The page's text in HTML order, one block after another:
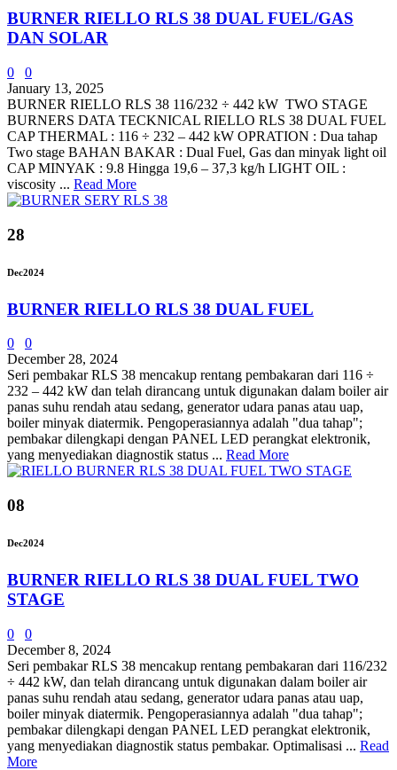
BURNER RIELLO RLS 38 DUAL FUEL/GAS
DAN SOLAR
0
0
January 13, 2025
BURNER RIELLO RLS 38 116/232 ÷ 442 kW TWO STAGE
BURNERS DATA TECKNICAL RIELLO RLS 38 DUAL FUEL
CAP THERMAL : 116 ÷ 232 – 442 kW OPRATION : Dua tahap
Two stage BAHAN BAKAR : Dual Fuel, Gas dan minyak light oil
CAP MINYAK : 9.8 Hingga 19,6 – 37,3 kg/h LIGHT OIL :
viscosity ... Read More
28
Dec2024
BURNER RIELLO RLS 38 DUAL FUEL
0
0
December 28, 2024
Seri pembakar RLS 38 mencakup rentang pembakaran dari 116 ÷
232 – 442 kW dan telah dirancang untuk digunakan dalam boiler air
panas suhu rendah atau sedang, generator udara panas atau uap,
boiler minyak diatermik. Pengoperasiannya adalah "dua tahap";
pembakar dilengkapi dengan PANEL LED perangkat elektronik,
yang menyediakan diagnostik status ... Read More
08
Dec2024
BURNER RIELLO RLS 38 DUAL FUEL TWO
STAGE
0
0
December 8, 2024
Seri pembakar RLS 38 mencakup rentang pembakaran dari 116/232
÷ 442 kW, dan telah dirancang untuk digunakan dalam boiler air
panas suhu rendah atau sedang, generator udara panas atau uap,
boiler minyak diatermik. Pengoperasiannya adalah "dua tahap";
pembakar dilengkapi dengan PANEL LED perangkat elektronik,
yang menyediakan diagnostik status pembakar. Optimalisasi ... Read
More